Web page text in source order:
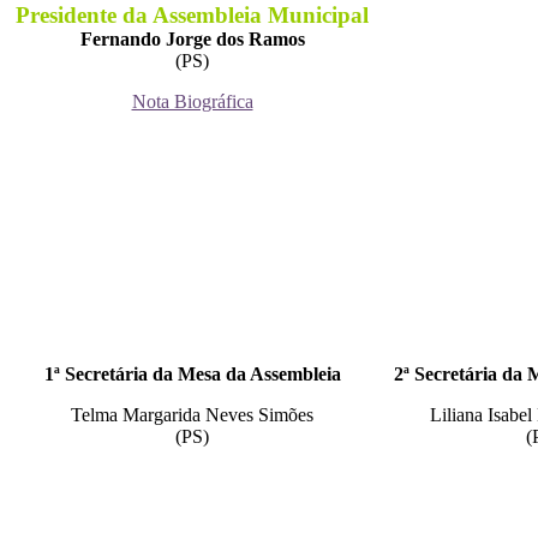
Presidente da Assembleia Municipal
Fernando Jorge dos Ramos
(PS)
Nota Biográfica
1ª Secretária da Mesa da Assembleia
Telma Margarida Neves Simões
(PS)
2ª Secretária da
Liliana